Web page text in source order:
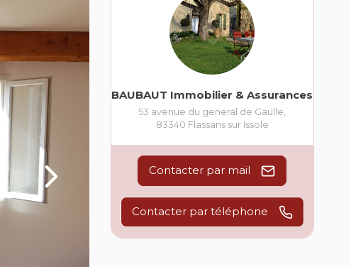
BAUBAUT Immobilier & Assurances
53 avenue du general de Gaulle
83340 Flassans sur Issole
Contacter par mail
Contacter par téléphone